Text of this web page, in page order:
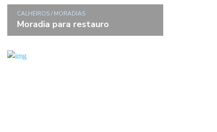
CALHEIROS / MORADIAS
Moradia para restauro